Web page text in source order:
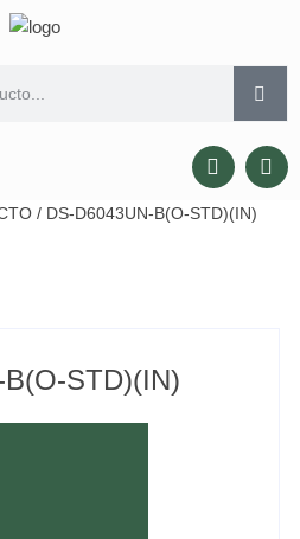
/ DS-D6043UN-B(O-STD)(IN)
STD)(IN)